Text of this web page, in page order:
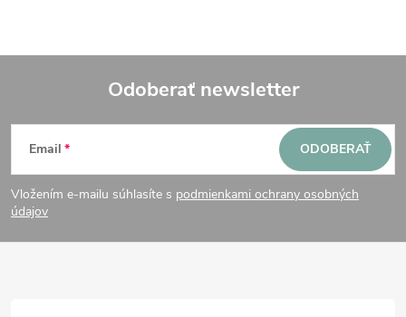
Z
á
p
Odoberať newsletter
Email
Vložením e-mailu súhlasíte s podmienkami ochrany osobných
údajov
ODOBERAŤ